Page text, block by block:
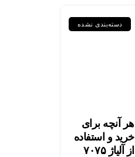
دسته‌بندی نشده
هر آنچه برای
خرید و استفاده
از آلیاژ ۷۰۷۵